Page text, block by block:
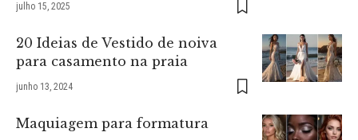
julho 15, 2025
20 Ideias de Vestido de noiva
para casamento na praia
junho 13, 2024
Maquiagem para formatura